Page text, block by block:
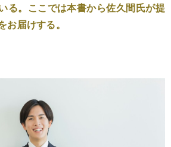
る。ここでは本書から佐久間氏が提
届けする。